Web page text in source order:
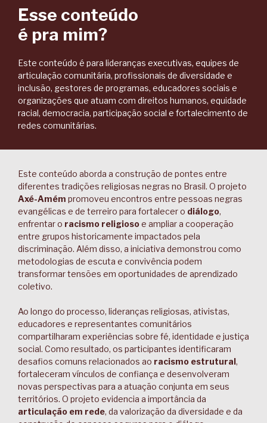
Esse conteúdo
é pra mim?
Este conteúdo é para lideranças executivas, equipes de
articulação comunitária, profissionais de diversidade e
inclusão, gestores de programas, educadores sociais e
organizações que atuam com direitos humanos, equidade
racial, democracia, participação social e fortalecimento de
redes comunitárias.
Este conteúdo aborda a construção de pontes entre
diferentes tradições religiosas negras no Brasil. O projeto
Axé-Amém promoveu encontros entre pessoas negras
evangélicas e de terreiro para fortalecer o diálogo,
enfrentar o racismo religiosoe ampliar a cooperação
entre grupos historicamente impactados pela
discriminação. Além disso, a iniciativa demonstrou como
metodologias de escuta e convivência podem
transformar tensões em oportunidades de aprendizado
coletivo.
Ao longo do processo, lideranças religiosas, ativistas,
educadores e representantes comunitários
compartilharam experiências sobre fé, identidade e justiça
social. Como resultado, os participantes identificaram
desafios comuns relacionados ao racismo estrutural,
fortaleceram vínculos de confiança e desenvolveram
novas perspectivas para a atuação conjunta em seus
territórios. O projeto evidencia a importância da
articulação em rede, da valorização da diversidade e da